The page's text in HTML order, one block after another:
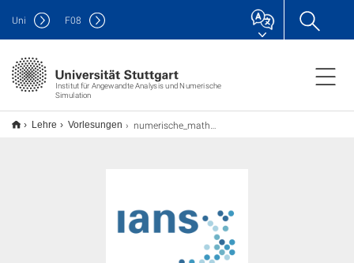
Institut für Angewandte Analysis und Numerische
Simulation
Uni F08
Lehre Vorlesungen numerische_mathematik_2